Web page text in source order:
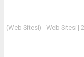
(Web Sitesi) - Web Sitesi |